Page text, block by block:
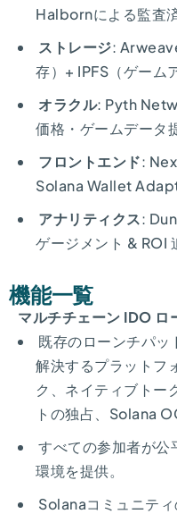
Halbornによる監査済
ストレージ:
存）+ IPFS（ゲーム
オラクル: Pyth
価格・ゲームデータ
フロントエンド:
Solana Wallet
アナリティクス:
ゲージメント & ROI
機能一覧
マルチチェーン IDO ロ
既存のローンチパッ
解決するプラットフ
ク、ネイティブトー
トの独占、Solana
すべての参加者が公
環境を提供。
Solanaコミュニティ